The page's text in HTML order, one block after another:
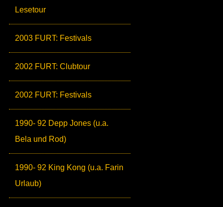
Lesetour
2003 FURT: Festivals
2002 FURT: Clubtour
2002 FURT: Festivals
1990- 92 Depp Jones (u.a.
Bela und Rod)
1990- 92 King Kong (u.a. Farin
Urlaub)